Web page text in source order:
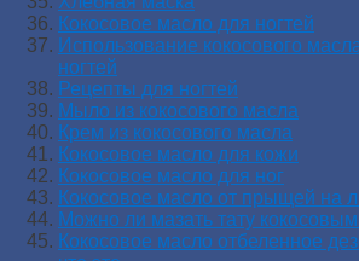
Кокосовое масло для ногтей
Использование кокосового
ногтей
Рецепты для ногтей
Мыло из кокосового масла
Крем из кокосового масла
Кокосовое масло для кожи
Кокосовое масло для ног
Кокосовое масло от прыщей на
Можно ли мазать тату
Кокосовое масло отбеленное